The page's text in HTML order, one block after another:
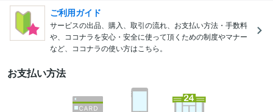
ご利用ガイド
サービスの出品、購入、取引の流れ、お支払い方法・手数料
や、ココナラを安心・安全に使って頂くための制度やマナー
など、ココナラの使い方はこちら。
お支払い方法